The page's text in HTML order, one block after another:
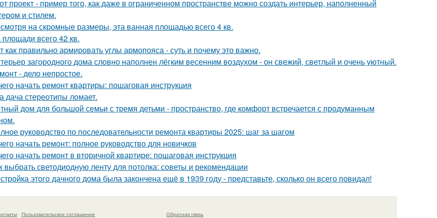
проект - пример того, как даже в ограниченном пространстве можно создать интерьер, наполненный
и стилем.
на скромные размеры, эта ванная площадью всего 4 кв.
всего 42 кв.
как правильно армировать углы армопояса - суть и почему это важно.
загородного дома словно наполнен лёгким весенним воздухом - он свежий, светлый и очень уютный.
- дело непростое.
начать ремонт квартиры: пошаговая инструкция
дача стереотипы ломает.
дом для большой семьи с тремя детьми - пространство, где комфорт встречается с продуманным
руководство по последовательности ремонта квартиры 2025: шаг за шагом
начать ремонт: полное руководство для новичков
начать ремонт в вторичной квартире: пошаговая инструкция
выбрать светодиодную ленту для потолка: советы и рекомендации
этого дачного дома была закончена ещё в 1939 году - представьте, сколько он всего повидал!
Пользовательское соглашение Обратная связь